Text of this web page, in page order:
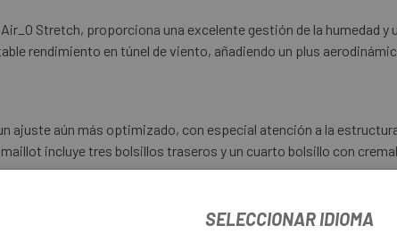
Stretch, proporciona una excelente gestión de la humedad
rendimiento en túnel de viento, añadiendo un plus
ajuste aún más optimizado, con especial atención a la
incluye tres bolsillos traseros y un cuarto bolsillo con
SELECCIONAR IDIOMA